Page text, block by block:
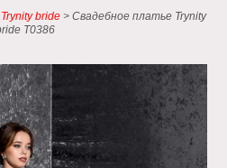
bride> Свадебное платье Trynity
T0386